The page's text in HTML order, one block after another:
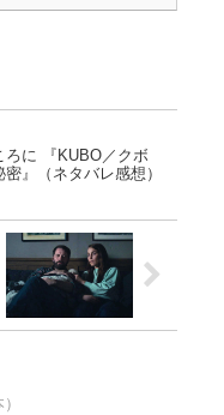
ろに 『KUBO／クボ
』（ネタバレ感想）